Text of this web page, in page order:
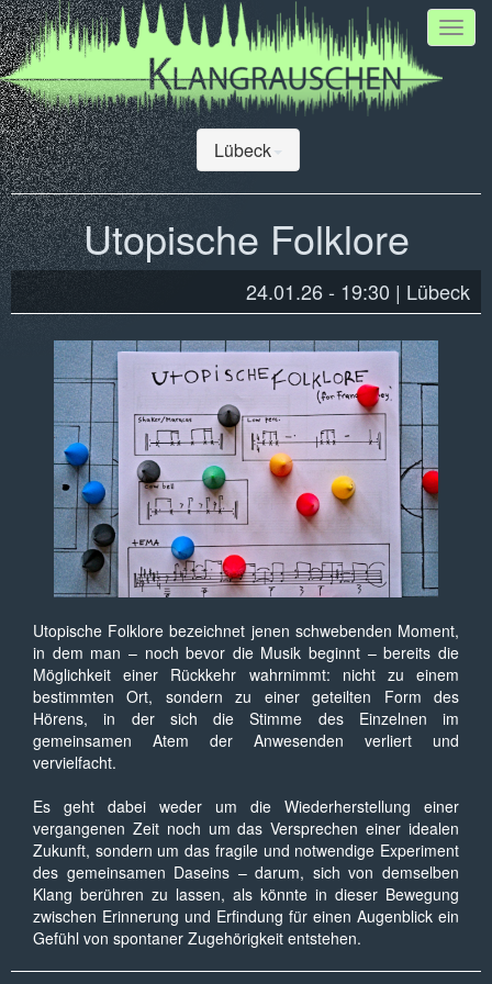
Lübeck
Utopische Folklore
24.01.26 - 19:30 Lübeck
Utopische Folklore bezeichnet jenen schwebenden Moment,
in dem man – noch bevor die Musik beginnt – bereits die
Möglichkeit einer Rückkehr wahrnimmt: nicht zu einem
bestimmten Ort, sondern zu einer geteilten Form des
Hörens, in der sich die Stimme des Einzelnen im
gemeinsamen Atem der Anwesenden verliert und
vervielfacht.
Es geht dabei weder um die Wiederherstellung einer
vergangenen Zeit noch um das Versprechen einer idealen
Zukunft, sondern um das fragile und notwendige Experiment
des gemeinsamen Daseins – darum, sich von demselben
Klang berühren zu lassen, als könnte in dieser Bewegung
zwischen Erinnerung und Erfindung für einen Augenblick ein
Gefühl von spontaner Zugehörigkeit entstehen.